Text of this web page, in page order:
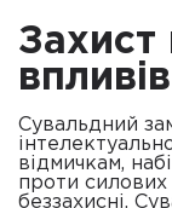
Захист
впливів
Сувальдний
відмичкам,
проти силових
беззахисні.